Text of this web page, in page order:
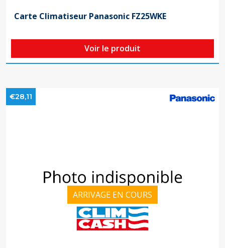
Carte Climatiseur Panasonic FZ25WKE
Voir le produit
ARRIVAGE EN COURS
€28,11